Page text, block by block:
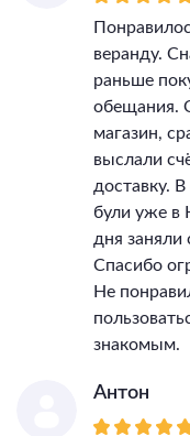
веранду.
раньше
обещания.
магазин,
выслали
доставку.
були уже в
дня заняли
Спасибо
Не
знакомым.
Антон